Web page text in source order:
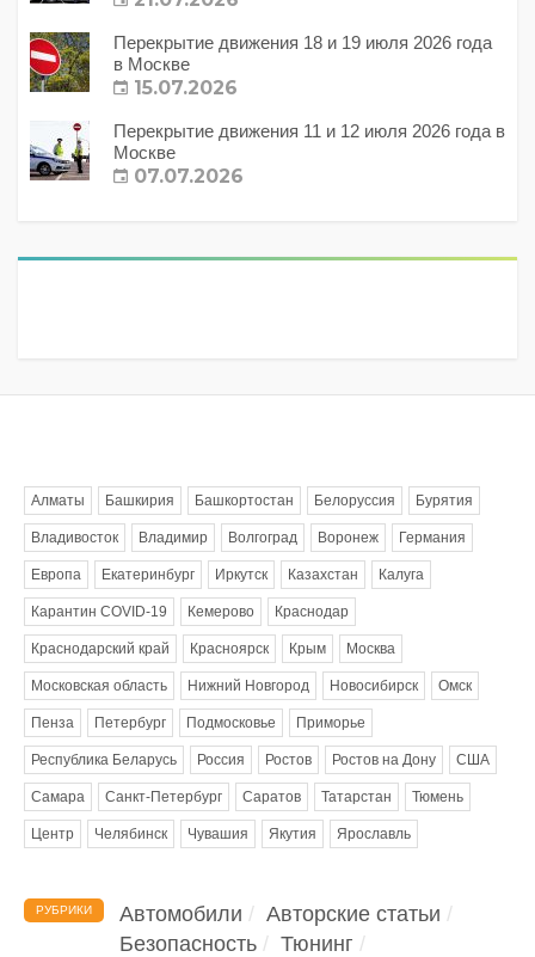
Перекрытие движения 18 и 19 июля 2026 года
в Москве
15.07.2026
Перекрытие движения 11 и 12 июля 2026 года в
Москве
07.07.2026
Алматы Башкирия Башкортостан Белоруссия Бурятия
Владивосток Владимир Волгоград Воронеж Германия
Европа Екатеринбург Иркутск Казахстан Калуга
Карантин COVID-19 Кемерово Краснодар
Краснодарский край Красноярск Крым Москва
Московская область Нижний Новгород Новосибирск Омск
Пенза Петербург Подмосковье Приморье
Республика Беларусь Россия Ростов Ростов на Дону США
Самара Санкт-Петербург Саратов Татарстан Тюмень
Центр Челябинск Чувашия Якутия Ярославль
РУБРИКИ Автомобили
Авторские статьи
Безопасность
Тюнинг